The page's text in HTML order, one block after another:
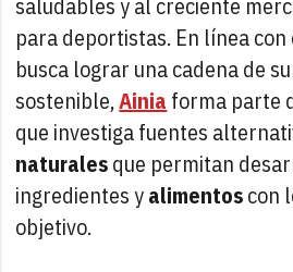
para deportistas. En línea
busca lograr una cadena de
sostenible,Ainia forma parte
que investiga fuentes
naturalesque permitan
ingredientes yalimentoscon
objetivo.